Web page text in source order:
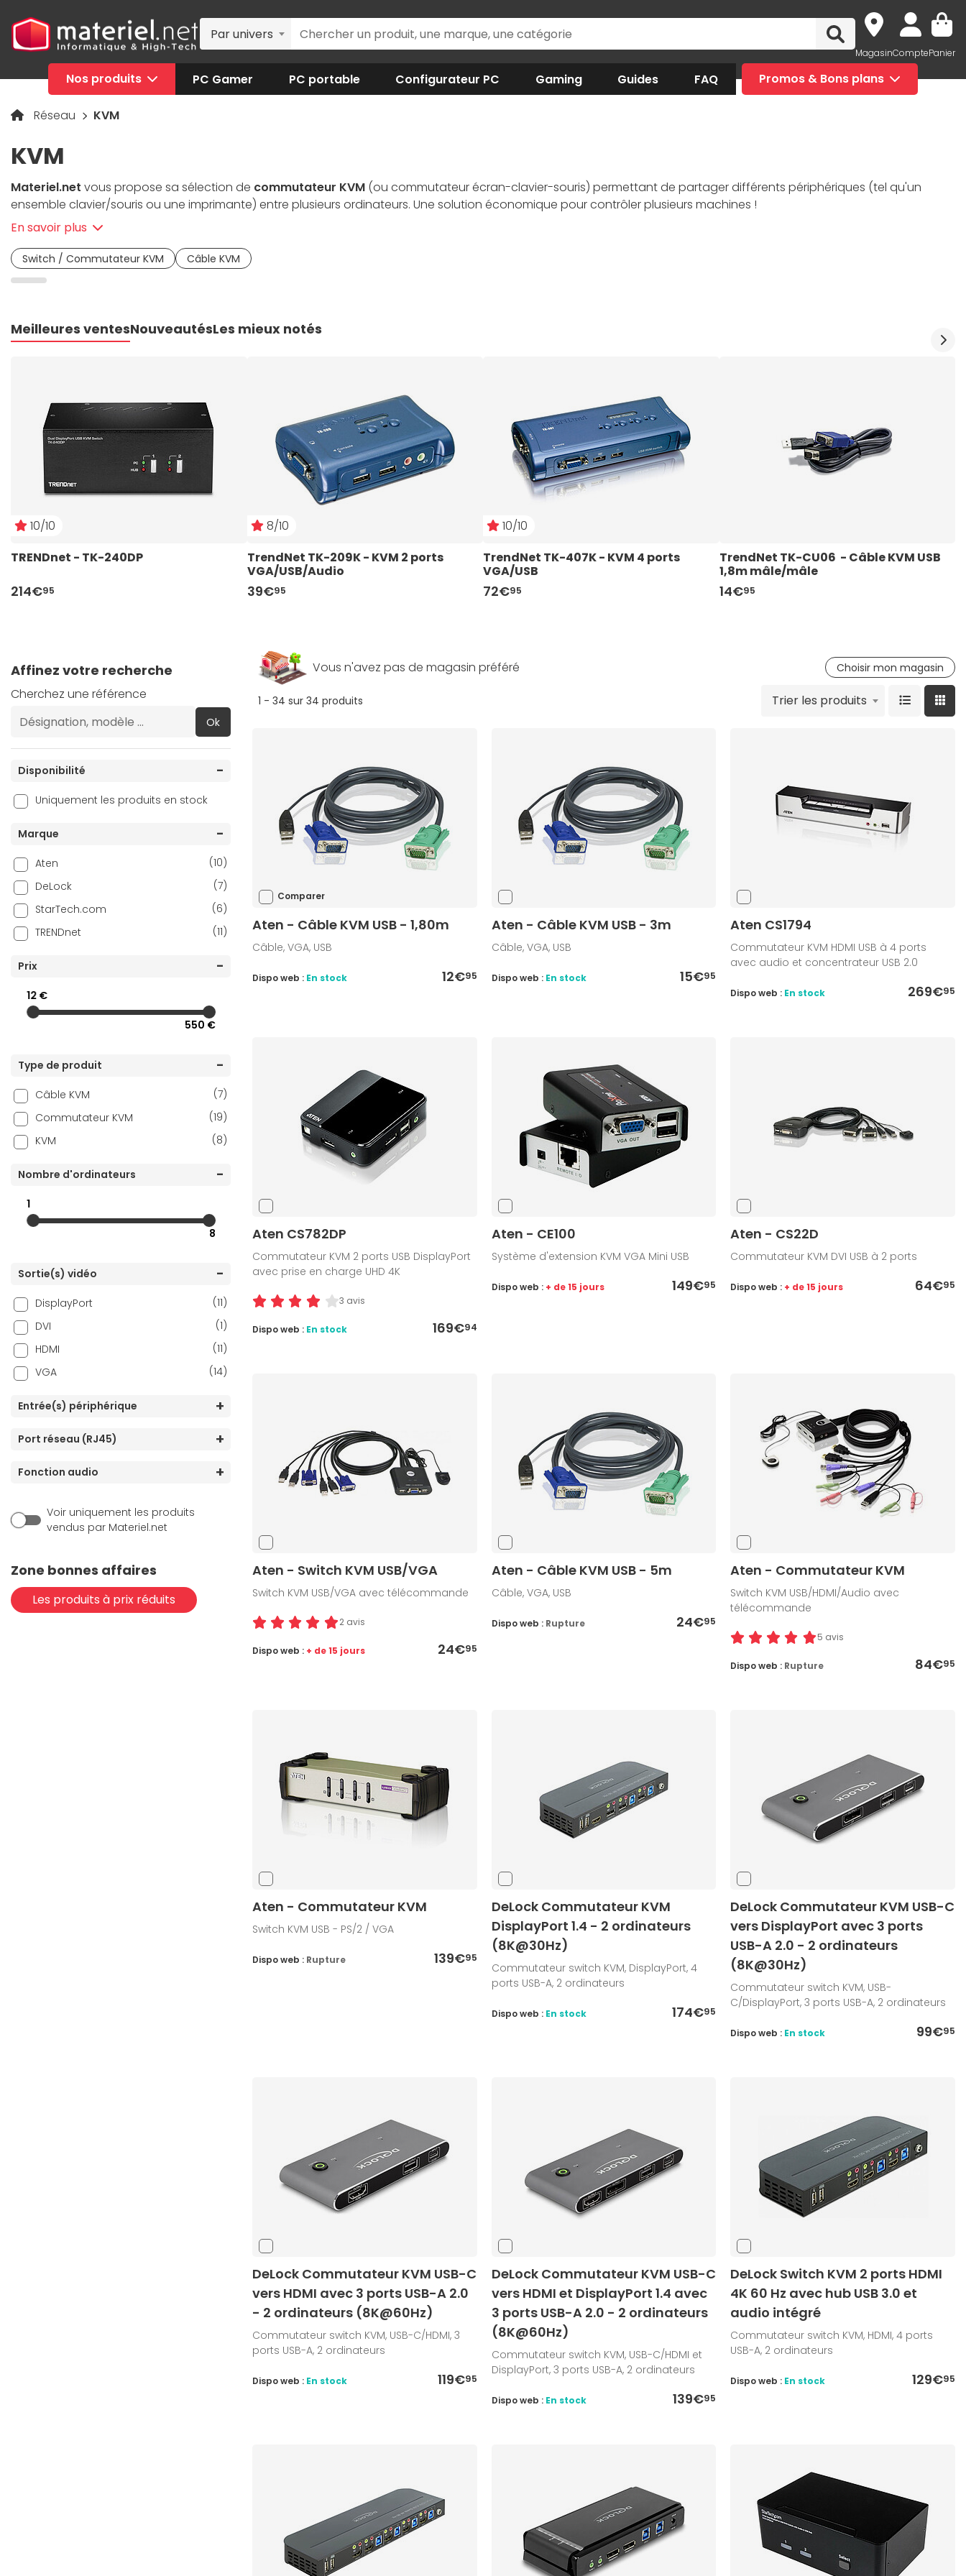
Par univers
MagasinComptePanier
Nos produits PC Gamer PC portable Configurateur PC Gaming Guides FAQ Promos & Bons plans
Réseau KVM
KVM
Materiel.net vous propose sa sélection de commutateur KVM (ou commutateur écran-clavier-souris) permettant de partager différents périphériques (tel qu'un
ensemble clavier/souris ou une imprimante) entre plusieurs ordinateurs. Une solution économique pour contrôler plusieurs machines !
En savoir plus
Switch / Commutateur KVM Câble KVM
Meilleures ventesNouveautésLes mieux notés
10/10
TRENDnet - TK-240DP
214€95
8/10
TrendNet TK-209K - KVM 2 ports
VGA/USB/Audio
39€95
10/10
TrendNet TK-407K - KVM 4 ports
VGA/USB
72€95
TrendNet TK-CU06  - Câble KVM USB
1,8m mâle/mâle
14€95
Affinez votre recherche
Cherchez une référence
Ok
Disponibilité
Uniquement les produits en stock
Marque
Aten
(10)
DeLock
(7)
StarTech.com
(6)
TRENDnet
(11)
Prix
12 €
550 €
Type de produit
Câble KVM
(7)
Commutateur KVM
(19)
KVM
(8)
Nombre d'ordinateurs
1
8
Sortie(s) vidéo
DisplayPort
(11)
DVI
(1)
HDMI
(11)
VGA
(14)
Entrée(s) périphérique
Port réseau (RJ45)
Fonction audio
Voir uniquement les produits
vendus par Materiel.net
Zone bonnes affaires
Les produits à prix réduits
Vous n'avez pas de magasin préféré Choisir mon magasin
1 - 34 sur 34 produits Trier les produits
Comparer
Aten - Câble KVM USB - 1,80m
Câble, VGA, USB
12€95
Dispo web : En stock
Aten - Câble KVM USB - 3m
Câble, VGA, USB
15€95
Dispo web : En stock
Aten CS1794
Commutateur KVM HDMI USB à 4 ports
avec audio et concentrateur USB 2.0
269€95
Dispo web : En stock
Aten CS782DP
Commutateur KVM 2 ports USB DisplayPort
avec prise en charge UHD 4K
3 avis
169€94
Dispo web : En stock
Aten - CE100
Système d'extension KVM VGA Mini USB
149€95
Dispo web : + de 15 jours
Aten - CS22D
Commutateur KVM DVI USB à 2 ports
64€95
Dispo web : + de 15 jours
Aten - Switch KVM USB/VGA
Switch KVM USB/VGA avec télécommande
2 avis
24€95
Dispo web : + de 15 jours
Aten - Câble KVM USB - 5m
Câble, VGA, USB
24€95
Dispo web : Rupture
Aten - Commutateur KVM
Switch KVM USB/HDMI/Audio avec
télécommande
5 avis
84€95
Dispo web : Rupture
Aten - Commutateur KVM
Switch KVM USB - PS/2 / VGA
139€95
Dispo web : Rupture
DeLock Commutateur KVM
DisplayPort 1.4 - 2 ordinateurs
(8K@30Hz)
Commutateur switch KVM, DisplayPort, 4
ports USB-A, 2 ordinateurs
174€95
Dispo web : En stock
DeLock Commutateur KVM USB-C
vers DisplayPort avec 3 ports
USB-A 2.0 - 2 ordinateurs
(8K@30Hz)
Commutateur switch KVM, USB-
C/DisplayPort, 3 ports USB-A, 2 ordinateurs
99€95
Dispo web : En stock
DeLock Commutateur KVM USB-C
vers HDMI avec 3 ports USB-A 2.0
- 2 ordinateurs (8K@60Hz)
Commutateur switch KVM, USB-C/HDMI, 3
ports USB-A, 2 ordinateurs
119€95
Dispo web : En stock
DeLock Commutateur KVM USB-C
vers HDMI et DisplayPort 1.4 avec
3 ports USB-A 2.0 - 2 ordinateurs
(8K@60Hz)
Commutateur switch KVM, USB-C/HDMI et
DisplayPort, 3 ports USB-A, 2 ordinateurs
139€95
Dispo web : En stock
DeLock Switch KVM 2 ports HDMI
4K 60 Hz avec hub USB 3.0 et
audio intégré
Commutateur switch KVM, HDMI, 4 ports
USB-A, 2 ordinateurs
129€95
Dispo web : En stock